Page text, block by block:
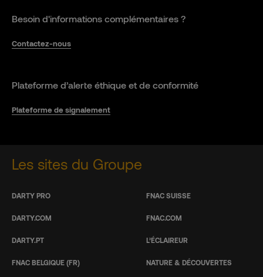
Besoin d'informations complémentaires ?
Contactez-nous
Plateforme d’alerte éthique et de conformité
Plateforme de signalement
Les sites du Groupe
DARTY PRO
DARTY.COM
DARTY.PT
FNAC BELGIQUE (FR)
FNAC SUISSE
FNAC.COM
L’ÉCLAIREUR
NATURE & DÉCOUVERTES